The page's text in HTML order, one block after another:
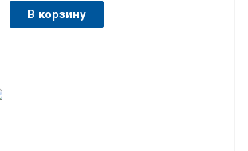
В корзину